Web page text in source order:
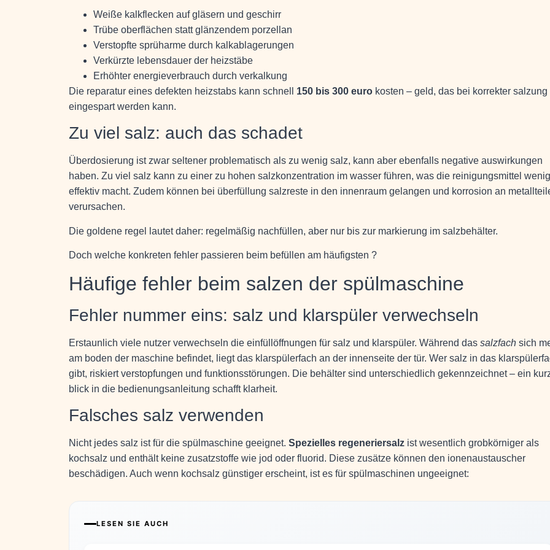
Weiße kalkflecken auf gläsern und geschirr
Trübe oberflächen statt glänzendem porzellan
Verstopfte sprüharme durch kalkablagerungen
Verkürzte lebensdauer der heizstäbe
Erhöhter energieverbrauch durch verkalkung
Die reparatur eines defekten heizstabs kann schnell 150 bis 300 euro kosten – geld, das bei korrekter salzung
eingespart werden kann.
Zu viel salz: auch das schadet
Überdosierung ist zwar seltener problematisch als zu wenig salz, kann aber ebenfalls negative auswirkungen
haben. Zu viel salz kann zu einer zu hohen salzkonzentration im wasser führen, was die reinigungsmittel
effektiv macht. Zudem können bei überfüllung salzreste in den innenraum gelangen und korrosion an
verursachen.
Die goldene regel lautet daher: regelmäßig nachfüllen, aber nur bis zur markierung im salzbehälter.
Doch welche konkreten fehler passieren beim befüllen am häufigsten ?
Häufige fehler beim salzen der spülmaschine
Fehler nummer eins: salz und klarspüler verwechseln
Erstaunlich viele nutzer verwechseln die einfüllöffnungen für salz und klarspüler. Während das salzfach sich
am boden der maschine befindet, liegt das klarspülerfach an der innenseite der tür. Wer salz in das
gibt, riskiert verstopfungen und funktionsstörungen. Die behälter sind unterschiedlich gekennzeichnet – ein
blick in die bedienungsanleitung schafft klarheit.
Falsches salz verwenden
Nicht jedes salz ist für die spülmaschine geeignet. Spezielles regeneriersalz ist wesentlich grobkörniger als
kochsalz und enthält keine zusatzstoffe wie jod oder fluorid. Diese zusätze können den ionenaustauscher
beschädigen. Auch wenn kochsalz günstiger erscheint, ist es für spülmaschinen ungeeignet:
LESEN SIE AUCH